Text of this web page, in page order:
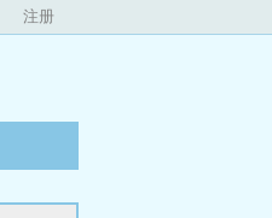
注册